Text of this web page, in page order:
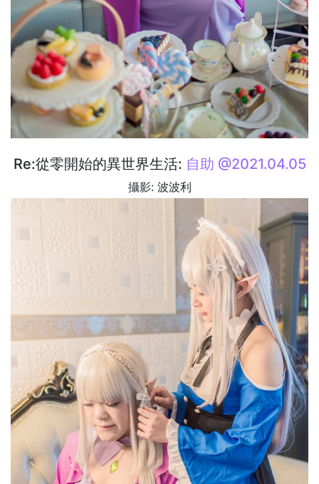
Re:從零開始的異世界生活: 自助 @2021.04.05
攝影: 波波利